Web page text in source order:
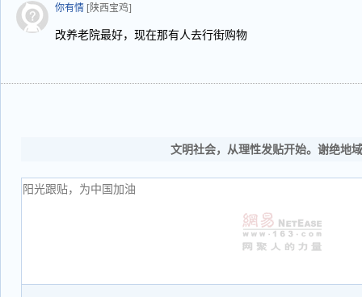
你有情 [陕西宝鸡]
改养老院最好，现在那有人去行街购物
文明社会，从理性发贴开始。谢绝地